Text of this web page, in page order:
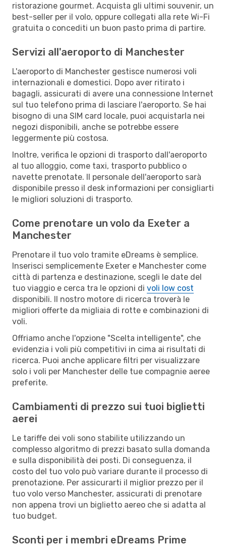
ristorazione gourmet. Acquista gli ultimi souvenir, un
best-seller per il volo, oppure collegati alla rete Wi-Fi
gratuita o concediti un buon pasto prima di partire.
Servizi all'aeroporto di Manchester
L'aeroporto di Manchester gestisce numerosi voli
internazionali e domestici. Dopo aver ritirato i
bagagli, assicurati di avere una connessione Internet
sul tuo telefono prima di lasciare l'aeroporto. Se hai
bisogno di una SIM card locale, puoi acquistarla nei
negozi disponibili, anche se potrebbe essere
leggermente più costosa.
Inoltre, verifica le opzioni di trasporto dall'aeroporto
al tuo alloggio, come taxi, trasporto pubblico o
navette prenotate. Il personale dell'aeroporto sarà
disponibile presso il desk informazioni per consigliarti
le migliori soluzioni di trasporto.
Come prenotare un volo da Exeter a
Manchester
Prenotare il tuo volo tramite eDreams è semplice.
Inserisci semplicemente Exeter e Manchester come
città di partenza e destinazione, scegli le date del
tuo viaggio e cerca tra le opzioni di voli low cost
disponibili. Il nostro motore di ricerca troverà le
migliori offerte da migliaia di rotte e combinazioni di
voli.
Offriamo anche l'opzione "Scelta intelligente", che
evidenzia i voli più competitivi in cima ai risultati di
ricerca. Puoi anche applicare filtri per visualizzare
solo i voli per Manchester delle tue compagnie aeree
preferite.
Cambiamenti di prezzo sui tuoi biglietti
aerei
Le tariffe dei voli sono stabilite utilizzando un
complesso algoritmo di prezzi basato sulla domanda
e sulla disponibilità dei posti. Di conseguenza, il
costo del tuo volo può variare durante il processo di
prenotazione. Per assicurarti il miglior prezzo per il
tuo volo verso Manchester, assicurati di prenotare
non appena trovi un biglietto aereo che si adatta al
tuo budget.
Sconti per i membri eDreams Prime